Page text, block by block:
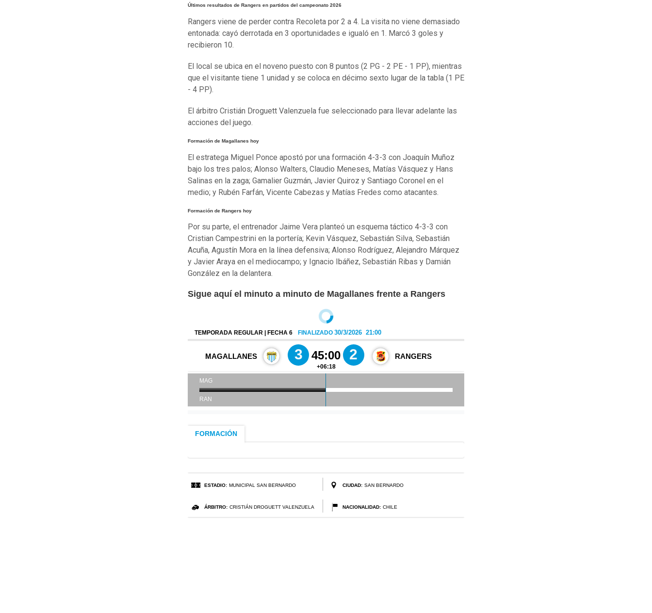
Últimos resultados de Rangers en partidos del campeonato 2026
Rangers viene de perder contra Recoleta por 2 a 4. La visita no viene demasiado
entonada: cayó derrotada en 3 oportunidades e igualó en 1. Marcó 3 goles y
recibieron 10.
El local se ubica en el noveno puesto con 8 puntos (2 PG - 2 PE - 1 PP), mientras
que el visitante tiene 1 unidad y se coloca en décimo sexto lugar de la tabla (1 PE
- 4 PP).
El árbitro Cristián Droguett Valenzuela fue seleccionado para llevar adelante las
acciones del juego.
Formación de Magallanes hoy
El estratega Miguel Ponce apostó por una formación 4-3-3 con Joaquín Muñoz
bajo los tres palos; Alonso Walters, Claudio Meneses, Matías Vásquez y Hans
Salinas en la zaga; Gamalier Guzmán, Javier Quiroz y Santiago Coronel en el
medio; y Rubén Farfán, Vicente Cabezas y Matías Fredes como atacantes.
Formación de Rangers hoy
Por su parte, el entrenador Jaime Vera planteó un esquema táctico 4-3-3 con
Cristian Campestrini en la portería; Kevin Vásquez, Sebastián Silva, Sebastián
Acuña, Agustín Mora en la línea defensiva; Alonso Rodríguez, Alejandro Márquez
y Javier Araya en el mediocampo; y Ignacio Ibáñez, Sebastián Ribas y Damián
González en la delantera.
Sigue aquí el minuto a minuto de Magallanes frente a Rangers